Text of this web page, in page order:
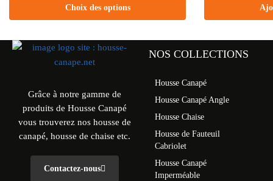
Choix des options
Grâce à notre gamme de
produits de Housse Canapé
vous trouverez nos housse de
canapé, housse de chaise etc.
Contactez-nous
NOS COLLECTIONS
Housse Canapé
Housse Canapé Angle
Housse Chaise
Housse de Fauteuil
Cabriolet
Housse Canapé
Imperméable